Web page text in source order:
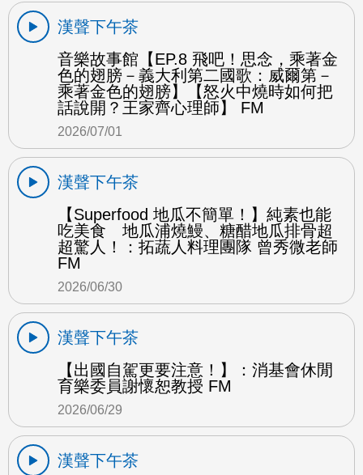
漢聲下午茶
音樂故事館【EP.8 飛吧！思念，乘著金
色的翅膀－義大利第二國歌：威爾第－
乘著金色的翅膀】【怒火中燒時如何把
話說開？王家齊心理師】 FM
2026/07/01
漢聲下午茶
【Superfood 地瓜不簡單！】純素也能
吃美食 地瓜浦燒鰻、糖醋地瓜排骨超
超驚人！：拓蔬人料理團隊 曾秀微老師
FM
2026/06/30
漢聲下午茶
【出國自駕更要注意！】：消基會休閒
育樂委員謝懷恕教授 FM
2026/06/29
漢聲下午茶